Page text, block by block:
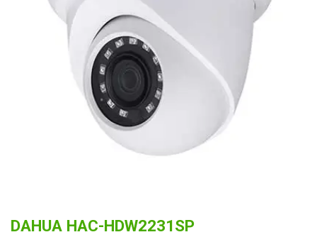
DAHUA HAC-HDW2231SP